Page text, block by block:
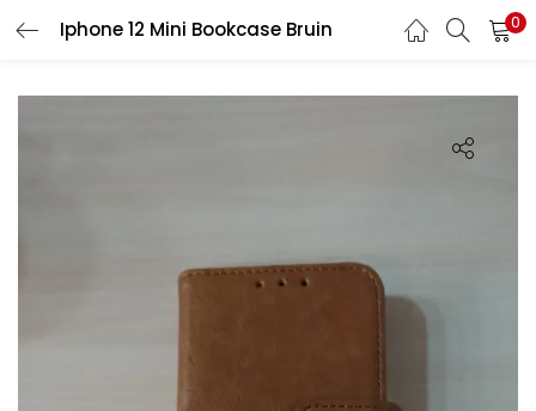
Iphone 12 Mini Bookcase Bruin 0
LOGIN REGISTER